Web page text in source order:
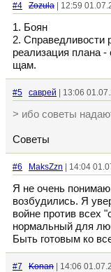
#4 Zozula | 12:59
1. Боян
2. Справедливости
реализация плана
щам.
#5 саврей | 13:06
> ибо советы
Советы
#6 MaksZzn | 14:04
Я не очень понимаю
возбудились. Я
войне против всех
нормальный для
Быть готовым ко
#7 Konan | 14:06